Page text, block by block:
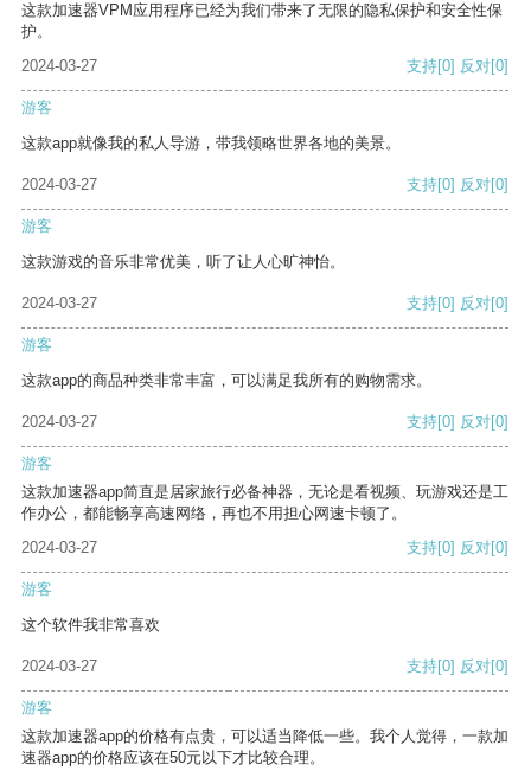
这款加速器VPM应用程序已经为我们带来了无限的隐私保护和安全性保
护。
2024-03-27
支持[0] 反对[0]
游客
这款app就像我的私人导游，带我领略世界各地的美景。
2024-03-27 支持[0] 反对[0]
游客
这款游戏的音乐非常优美，听了让人心旷神怡。
2024-03-27 支持[0] 反对[0]
游客
这款app的商品种类非常丰富，可以满足我所有的购物需求。
2024-03-27 支持[0] 反对[0]
游客
这款加速器app简直是居家旅行必备神器，无论是看视频、玩游戏还是工
作办公，都能畅享高速网络，再也不用担心网速卡顿了。
2024-03-27
支持[0] 反对[0]
游客
这个软件我非常喜欢
2024-03-27 支持[0] 反对[0]
游客
这款加速器app的价格有点贵，可以适当降低一些。我个人觉得，一款加
速器app的价格应该在50元以下才比较合理。